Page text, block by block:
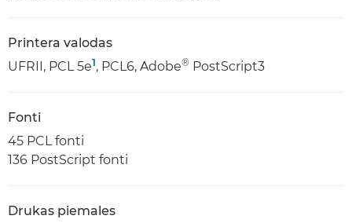
Printera valodas
UFRII, PCL 5e1, PCL6, Adobe® PostScript3
Fonti
45 PCL fonti
136 PostScript fonti
Drukas piemales